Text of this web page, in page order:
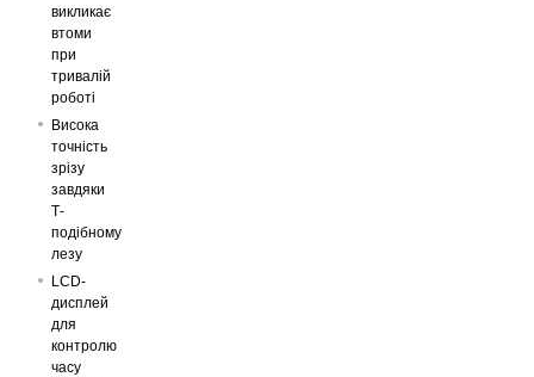
викликає
втоми
при
тривалій
роботі
Висока
точність
зрізу
завдяки
Т-
подібному
лезу
LCD-
дисплей
для
контролю
часу